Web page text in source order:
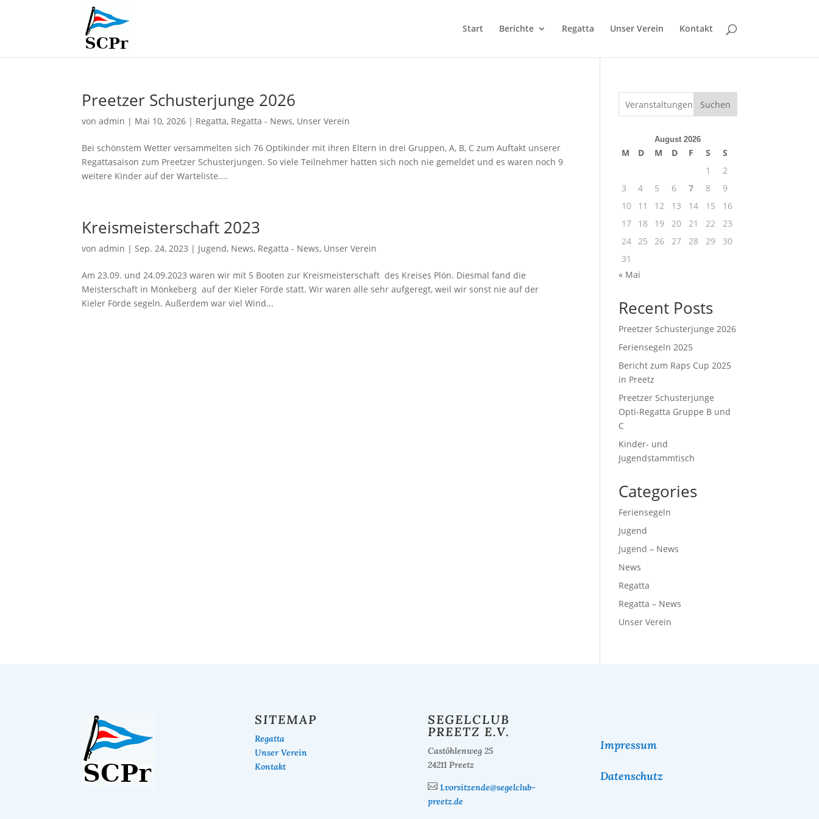
Start Berichte Regatta Unser Verein Kontakt
Preetzer Schusterjunge 2026
vonadmin | Mai 10, 2026 | Regatta, Regatta - News, Unser Verein
Bei schönstem Wetter versammelten sich 76 Optikinder mit ihren Eltern in drei Gruppen, A, B, C zum Auftakt unserer
Regattasaison zum Preetzer Schusterjungen. So viele Teilnehmer hatten sich noch nie gemeldet und es waren noch 9
weitere Kinder auf der Warteliste....
Kreismeisterschaft 2023
vonadmin |Sep. 24, 2023 | Jugend, News, Regatta - News, Unser Verein
Am 23.09. und 24.09.2023 waren wir mit 5 Booten zur Kreismeisterschaft des Kreises Plön. Diesmal fand die
Meisterschaft in Mönkeberg auf der Kieler Förde statt. Wir waren alle sehr aufgeregt, weil wir sonst nie auf der
Kieler Förde segeln. Außerdem war viel Wind...
Suchen
August 2026
M D M D F S
S
1
2
3
4 5 6 7 8
9
10
11 12 13 14 15
16
17
18 19 20 21 22
23
24 25 26 27 28 29
30
31
« Mai
Recent Posts
Preetzer Schusterjunge 2026
Feriensegeln 2025
Bericht zum Raps Cup 2025
in Preetz
Preetzer Schusterjunge
Opti-Regatta Gruppe B und
C
Kinder- und
Jugendstammtisch
Categories
Feriensegeln
Jugend
Jugend – News
News
Regatta
Regatta – News
Unser Verein
SITEMAP
Regatta
Unser Verein
Kontakt
SEGELCLUB
PREETZ E.V.
Castöhlenweg 25
24211 Preetz
 1.vorsitzende@segelclub-
preetz.de
Impressum
Datenschutz